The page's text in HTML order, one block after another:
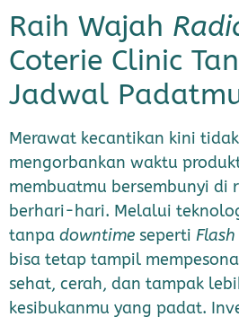
Raih Wajah
Coterie Clinic
Jadwal
Merawat kecantikan kini
mengorbankan waktu
membuatmu bersembunyi di
berhari-hari. Melalui
tanpa downtime seperti
bisa tetap tampil
sehat, cerah, dan tampak
kesibukanmu yang padat.